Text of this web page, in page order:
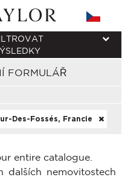
FORMULÁŘ
Des-Fossés, Francie
entire catalogue.
dalších nemovitostech